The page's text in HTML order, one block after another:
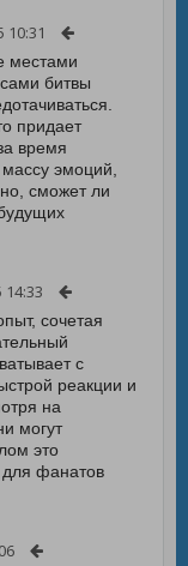
10:31
местами
битвы
придает
время
эмоций,
сможет ли
14:33
сочетая
с
реакции и
на
могут
это
фанатов